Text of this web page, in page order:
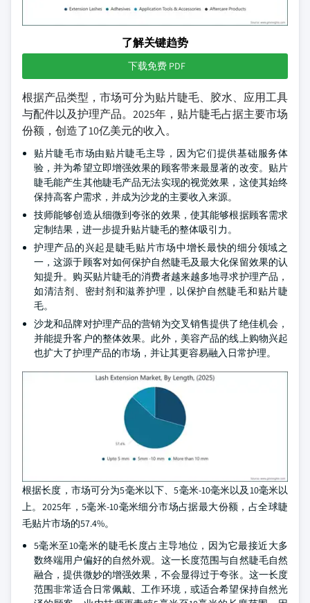
了解关键趋势
下载免费 PDF
根据产品类型，市场可分为贴片睫毛、胶水、应用工具
与配件以及护理产品。2025年，贴片睫毛占据主要市场
份额，创造了10亿美元的收入。
贴片睫毛市场由贴片睫毛主导，因为它们提供基础服务体
验，并为希望立即增强效果的顾客带来最显著的改变。贴片
睫毛能产生其他睫毛产品无法实现的视觉效果，这使其始终
保持高客户需求，并成为沙龙的主要收入来源。
技师能够创造从细微到夸张的效果，使其能够根据顾客需求
定制结果，进一步提升贴片睫毛的整体吸引力。
护理产品的兴起是睫毛贴片市场中增长最快的细分领域之
一，这源于顾客对如何保护自然睫毛及最大化保留效果的认
知提升。购买贴片睫毛的消费者越来越多地寻求护理产品，
如清洁剂、密封剂和滋养护理，以保护自然睫毛和贴片睫
毛。
沙龙和品牌对护理产品的营销为交叉销售提供了绝佳机会，
并能提升客户的整体效果。此外，美容产品的线上购物兴起
也扩大了护理产品的市场，并让其更容易融入日常护理。
根据长度，市场可分为5毫米以下、5毫米-10毫米以及10毫米以
上。2025年，5毫米-10毫米细分市场占据最大份额，占全球睫
毛贴片市场的57.4%。
5毫米至10毫米的睫毛长度占主导地位，因为它最接近大多
数终端用户偏好的自然外观。这一长度范围与自然睫毛自然
融合，提供微妙的增强效果，不会显得过于夸张。这一长度
范围非常适合日常佩戴、工作环境，或适合希望保持自然光